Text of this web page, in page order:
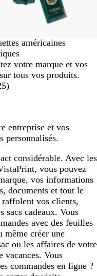
américaines
votre marque et vos
tous vos produits.
)
entreprise et vos
personnalisés.
considérable. Avec les
vous pouvez
vos informations
documents et tout le
vos clients,
sacs cadeaux. Vous
avec des feuilles
même créer une
ou les affaires de votre
vacances. Vous
commandes en ligne ?